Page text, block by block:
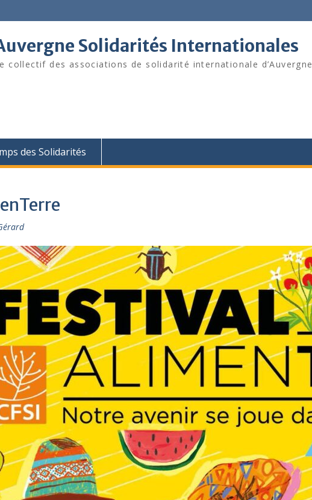
Solidarités Internationales
collectif des associations de solidarité internationale d’Auvergne
des Solidarités